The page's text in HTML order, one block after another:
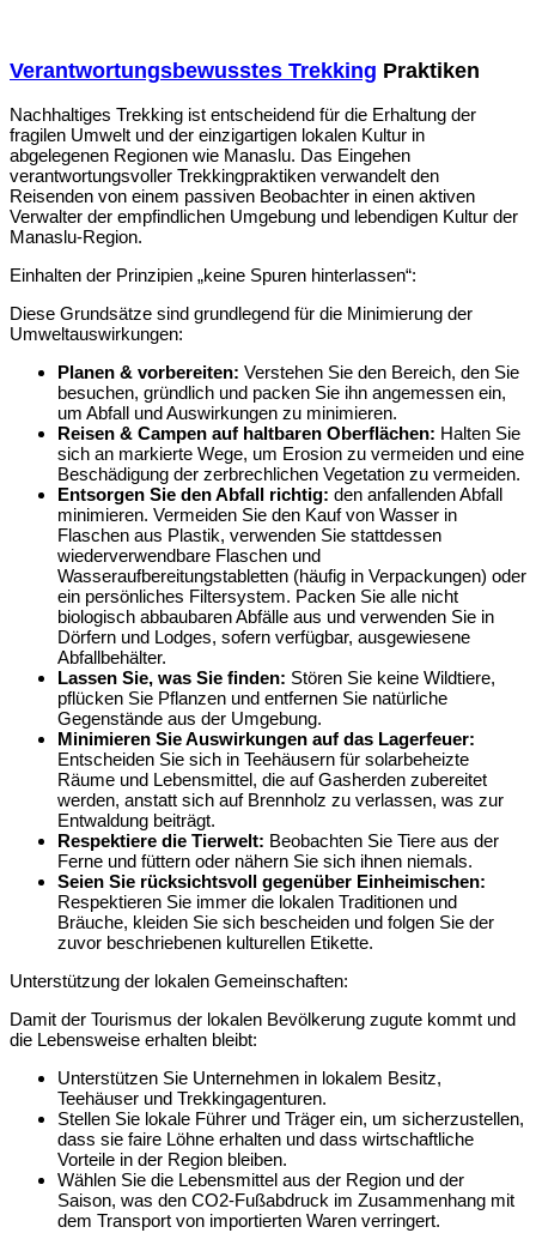
Verantwortungsbewusstes Trekking Praktiken
Nachhaltiges Trekking ist entscheidend für die Erhaltung der
fragilen Umwelt und der einzigartigen lokalen Kultur in
abgelegenen Regionen wie Manaslu. Das Eingehen
verantwortungsvoller Trekkingpraktiken verwandelt den
Reisenden von einem passiven Beobachter in einen aktiven
Verwalter der empfindlichen Umgebung und lebendigen Kultur der
Manaslu-Region.
Einhalten der Prinzipien „keine Spuren hinterlassen“:
Diese Grundsätze sind grundlegend für die Minimierung der
Umweltauswirkungen:
Planen & vorbereiten: Verstehen Sie den Bereich, den Sie
besuchen, gründlich und packen Sie ihn angemessen ein,
um Abfall und Auswirkungen zu minimieren.
Reisen & Campen auf haltbaren Oberflächen: Halten Sie
sich an markierte Wege, um Erosion zu vermeiden und eine
Beschädigung der zerbrechlichen Vegetation zu vermeiden.
Entsorgen Sie den Abfall richtig: den anfallenden Abfall
minimieren. Vermeiden Sie den Kauf von Wasser in
Flaschen aus Plastik, verwenden Sie stattdessen
wiederverwendbare Flaschen und
Wasseraufbereitungstabletten (häufig in Verpackungen) oder
ein persönliches Filtersystem. Packen Sie alle nicht
biologisch abbaubaren Abfälle aus und verwenden Sie in
Dörfern und Lodges, sofern verfügbar, ausgewiesene
Abfallbehälter.
Lassen Sie, was Sie finden: Stören Sie keine Wildtiere,
pflücken Sie Pflanzen und entfernen Sie natürliche
Gegenstände aus der Umgebung.
Minimieren Sie Auswirkungen auf das Lagerfeuer:
Entscheiden Sie sich in Teehäusern für solarbeheizte
Räume und Lebensmittel, die auf Gasherden zubereitet
werden, anstatt sich auf Brennholz zu verlassen, was zur
Entwaldung beiträgt.
Respektiere die Tierwelt: Beobachten Sie Tiere aus der
Ferne und füttern oder nähern Sie sich ihnen niemals.
Seien Sie rücksichtsvoll gegenüber Einheimischen:
Respektieren Sie immer die lokalen Traditionen und
Bräuche, kleiden Sie sich bescheiden und folgen Sie der
zuvor beschriebenen kulturellen Etikette.
Unterstützung der lokalen Gemeinschaften:
Damit der Tourismus der lokalen Bevölkerung zugute kommt und
die Lebensweise erhalten bleibt:
Unterstützen Sie Unternehmen in lokalem Besitz,
Teehäuser und Trekkingagenturen.
Stellen Sie lokale Führer und Träger ein, um sicherzustellen,
dass sie faire Löhne erhalten und dass wirtschaftliche
Vorteile in der Region bleiben.
Wählen Sie die Lebensmittel aus der Region und der
Saison, was den CO2-Fußabdruck im Zusammenhang mit
dem Transport von importierten Waren verringert.